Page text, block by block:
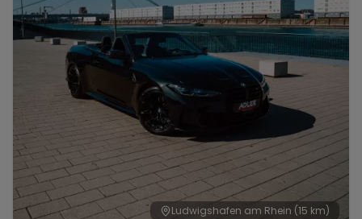
Ludwigshafen am Rhein (15 km)